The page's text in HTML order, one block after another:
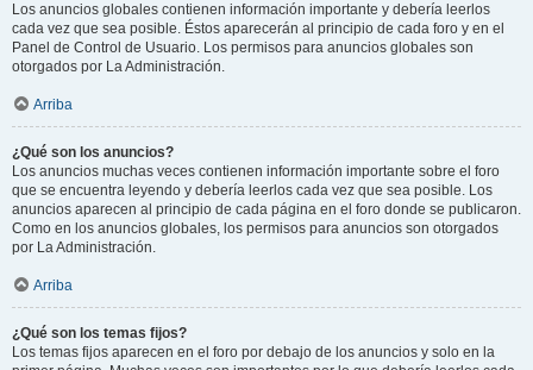
Los anuncios globales contienen información importante y debería leerlos
cada vez que sea posible. Éstos aparecerán al principio de cada foro y en el
Panel de Control de Usuario. Los permisos para anuncios globales son
otorgados por La Administración.
Arriba
¿Qué son los anuncios?
Los anuncios muchas veces contienen información importante sobre el foro
que se encuentra leyendo y debería leerlos cada vez que sea posible. Los
anuncios aparecen al principio de cada página en el foro donde se publicaron.
Como en los anuncios globales, los permisos para anuncios son otorgados
por La Administración.
Arriba
¿Qué son los temas fijos?
Los temas fijos aparecen en el foro por debajo de los anuncios y solo en la